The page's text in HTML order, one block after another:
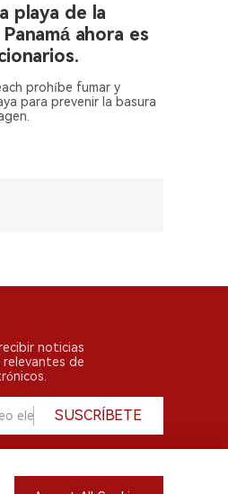
playa de la
ahora es
prohíbe fumar y
para prevenir la basura
noticias
relevantes de
SUSCRÍBETE